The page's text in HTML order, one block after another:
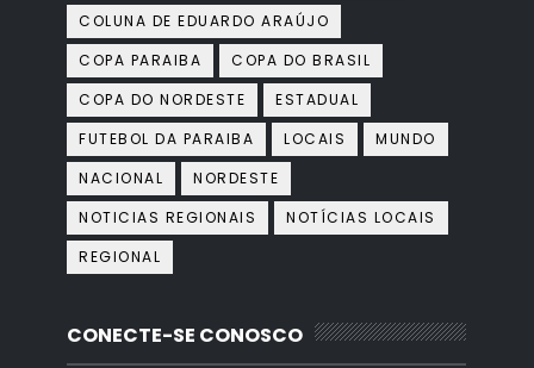
COLUNA DE EDUARDO ARAÚJO
COPA PARAIBA
COPA DO BRASIL
COPA DO NORDESTE
ESTADUAL
FUTEBOL DA PARAIBA
LOCAIS
MUNDO
NACIONAL
NORDESTE
NOTICIAS REGIONAIS
NOTÍCIAS LOCAIS
REGIONAL
CONECTE-SE CONOSCO